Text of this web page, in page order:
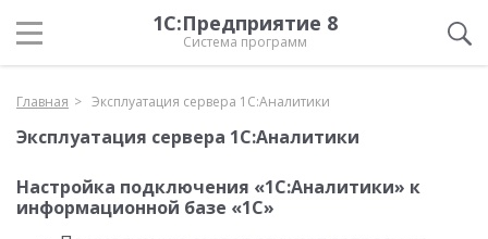
1С:Предприятие 8
Система программ
Главная Эксплуатация сервера 1С:Аналитики
Эксплуатация сервера 1С:Аналитики
Настройка подключения «1С:Аналитики» к
информационной базе «1С»